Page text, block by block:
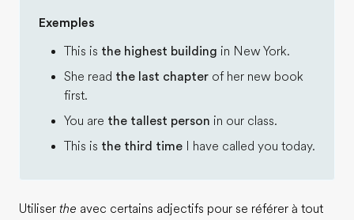
Exemples
This is the highest building in New York.
She read the last chapter of her new book
first.
You are the tallest person in our class.
This is the third time I have called you today.
Utiliser the avec certains adjectifs pour se référer à tout